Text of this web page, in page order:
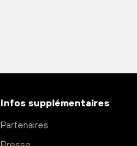
Infos supplémentaires
Partenaires